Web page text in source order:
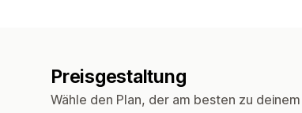
Preisgestaltung
Wähle den Plan, der am besten zu